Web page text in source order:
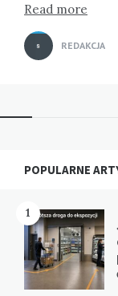
Read more
REDAKCJA
Widgets
POPULARNE
1